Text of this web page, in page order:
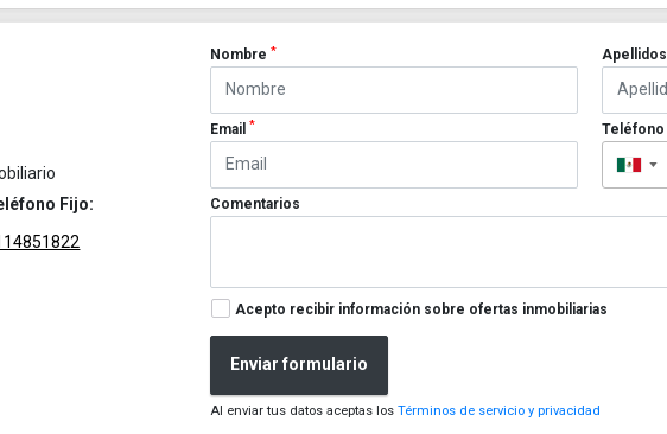
Fijo:
Nombre* Apellidos
Email* Teléfono
▼
Comentarios
Acepto recibir información sobre ofertas inmobiliarias
Enviar formulario
Al enviar tus datos aceptas losTérminos de servicio y privacidad